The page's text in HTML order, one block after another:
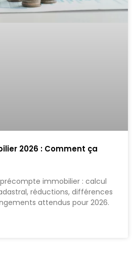
2026 : Comment ça
immobilier : calcul
réductions, différences
attendus pour 2026.